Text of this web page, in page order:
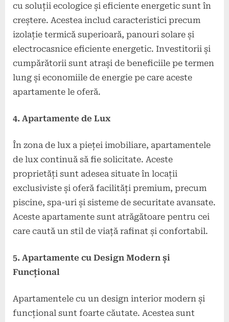
cu soluții ecologice și eficiente energetic sunt în
creștere. Acestea includ caracteristici precum
izolație termică superioară, panouri solare și
electrocasnice eficiente energetic. Investitorii și
cumpărătorii sunt atrași de beneficiile pe termen
lung și economiile de energie pe care aceste
apartamente le oferă.
4. Apartamente de Lux
În zona de lux a pieței imobiliare, apartamentele
de lux continuă să fie solicitate. Aceste
proprietăți sunt adesea situate în locații
exclusiviste și oferă facilități premium, precum
piscine, spa-uri și sisteme de securitate avansate.
Aceste apartamente sunt atrăgătoare pentru cei
care caută un stil de viață rafinat și confortabil.
5. Apartamente cu Design Modern și
Funcțional
Apartamentele cu un design interior modern și
funcțional sunt foarte căutate. Acestea sunt